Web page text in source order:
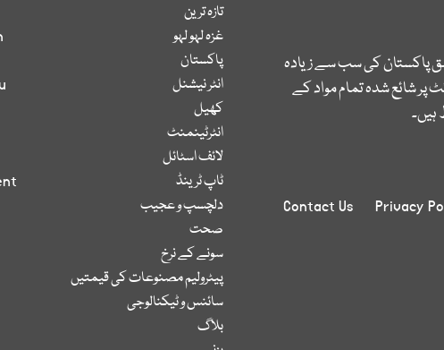
پاکستان کی سب سے زیادہ
شائع شدہ تمام مواد کے
Privacy
Contact Us
تازہ ترین
غزہ لہو لہو
پاکستان
انٹر نیشنل
کھیل
انٹرٹینمنٹ
لائف اسٹائل
ٹاپ ٹرینڈ
دلچسپ و عجیب
صحت
سونے کے نرخ
پیٹرولیم مصنوعات کی قیمتیں
سائنس و ٹیکنالوجی
بلاگ